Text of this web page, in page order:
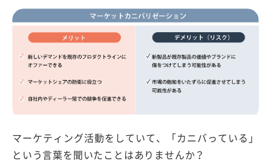
マーケティング活動をしていて、「カニバっている」
という言葉を聞いたことはありませんか？